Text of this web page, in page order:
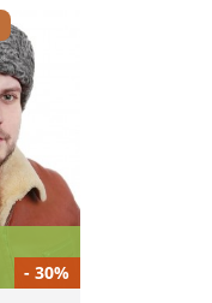
- 30%